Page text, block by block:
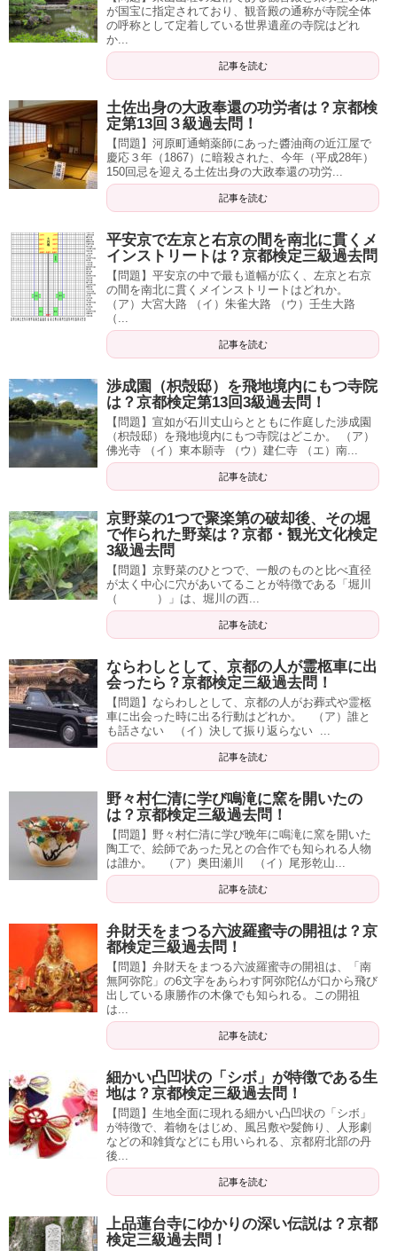
が国宝に指定されており、観音殿の通称が寺院全体
の呼称として定着している世界遺産の寺院はどれ
か...
記事を読む
土佐出身の大政奉還の功労者は？京都検
定第13回３級過去問！
【問題】河原町通蛸薬師にあった醬油商の近江屋で
慶応３年（1867）に暗殺された、今年（平成28年）
150回忌を迎える土佐出身の大政奉還の功労...
記事を読む
平安京で左京と右京の間を南北に貫くメ
インストリートは？京都検定三級過去問
【問題】平安京の中で最も道幅が広く、左京と右京
の間を南北に貫くメインストリートはどれか。
（ア）大宮大路 （イ）朱雀大路 （ウ）壬生大路
（...
記事を読む
渉成園（枳殻邸）を飛地境内にもつ寺院
は？京都検定第13回3級過去問！
【問題】宣如が石川丈山らとともに作庭した渉成園
（枳殻邸）を飛地境内にもつ寺院はどこか。 （ア）
佛光寺 （イ）東本願寺 （ウ）建仁寺 （エ）南...
記事を読む
京野菜の1つで聚楽第の破却後、その堀
で作られた野菜は？京都・観光文化検定
3級過去問
【問題】京野菜のひとつで、一般のものと比べ直径
が太く中心に穴があいてることが特徴である「堀川
（ ）」は、堀川の西...
記事を読む
ならわしとして、京都の人が霊柩車に出
会ったら？京都検定三級過去問！
【問題】ならわしとして、京都の人がお葬式や霊柩
車に出会った時に出る行動はどれか。 （ア）誰と
も話さない （イ）決して振り返らない ...
記事を読む
野々村仁清に学び鳴滝に窯を開いたの
は？京都検定三級過去問！
【問題】野々村仁清に学び晩年に鳴滝に窯を開いた
陶工で、絵師であった兄との合作でも知られる人物
は誰か。 （ア）奥田瀬川 （イ）尾形乾山...
記事を読む
弁財天をまつる六波羅蜜寺の開祖は？京
都検定三級過去問！
【問題】弁財天をまつる六波羅蜜寺の開祖は、「南
無阿弥陀」の6文字をあらわす阿弥陀仏が口から飛び
出している康勝作の木像でも知られる。この開祖
は...
記事を読む
細かい凸凹状の「シボ」が特徴である生
地は？京都検定三級過去問！
【問題】生地全面に現れる細かい凸凹状の「シボ」
が特徴で、着物をはじめ、風呂敷や髪飾り、人形劇
などの和雑貨などにも用いられる、京都府北部の丹
後...
記事を読む
上品蓮台寺にゆかりの深い伝説は？京都
検定三級過去問！